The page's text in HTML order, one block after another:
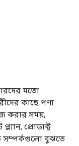
মতো
কাছে পণ্য
করার সময়,
প্রোডাক্ট
সম্পর্কগুলো বুঝতে